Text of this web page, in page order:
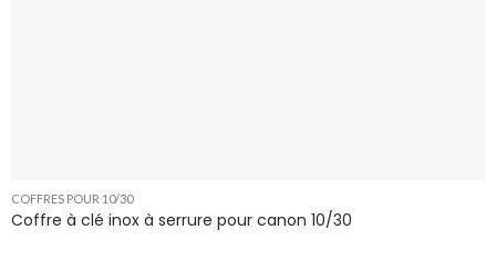
COFFRES POUR 10/30
Coffre à clé inox à serrure pour canon 10/30